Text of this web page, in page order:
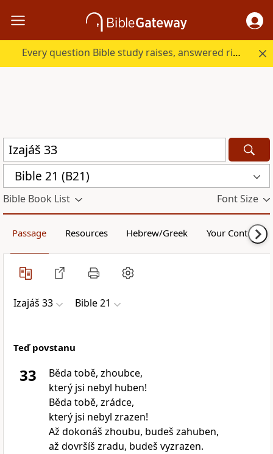
Every question Bible study raises, answered right here.
Bible 21 (B21)
Bible Book List Font Size
Passage Resources Hebrew/Greek Your Content
Izajáš 33 Bible 21
Teď povstanu
33
Běda tobě, zhoubce,
který jsi nebyl huben!
Běda tobě, zrádce,
který jsi nebyl zrazen!
Až dokonáš zhoubu, budeš zahuben,
až dovršíš zradu, budeš vyzrazen.